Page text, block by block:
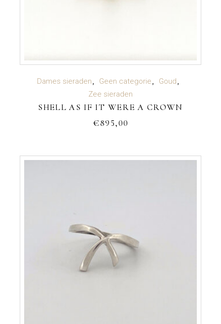
TOEVOEGEN AAN WINKELWAGEN
Dames sieraden Geen categorie
Goud
Zee sieraden
SHELL AS IF IT WERE A CROWN
€895,00